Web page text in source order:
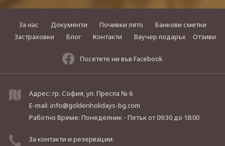
За нас Документи Почивки лято
Банкови сметки
Застраховки
Блог Контакти Ваучер подарък Отзиви
Посетете ни във Facebook
Адрес: гр. София, ул. Преспа № 6
E-mail: info@goldenholidays-bg.com
Работно Време: Понеделник - Петъкот 09:30 до 18:00
За контакти и резервации: